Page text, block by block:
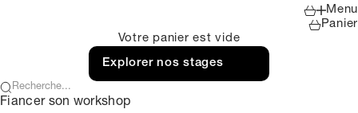
PanierMenu
Panier
Votre panier est vide
Explorer nos stages
Fiancer son workshop